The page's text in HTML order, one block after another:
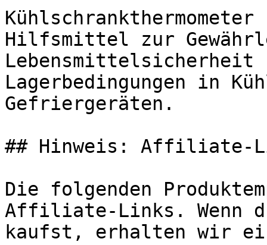
Hilfsmittel zur
Lebensmittelsicherheit
Lagerbedingungen in
Gefriergeräten.
## Hinweis: Affiliate-
Die folgenden
Affiliate-Links. Wenn
kaufst, erhalten wir